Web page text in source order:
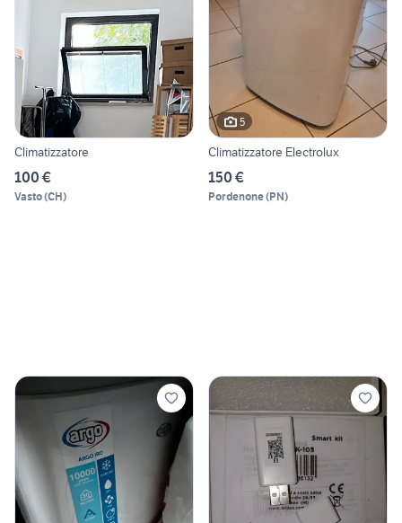
Climatizzatore
100 €
Vasto(CH)
5
Climatizzatore Electrolux
150 €
Pordenone(PN)